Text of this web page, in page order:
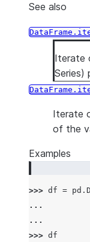
See also
Iterate
Series)
Iterate
of the
Examples
>>> df = pd .
...
...
>>> df